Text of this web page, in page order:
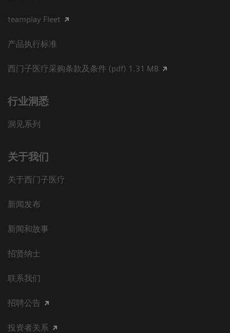
teamplay Fleet
产品执行标准
西门子医疗采购条款及条件 (pdf) 1.31 MB
行业洞悉
洞见系列
关于我们
关于西门子医疗
新闻发布
新闻和故事
招贤纳士
联系我们
招聘公告
投资者关系